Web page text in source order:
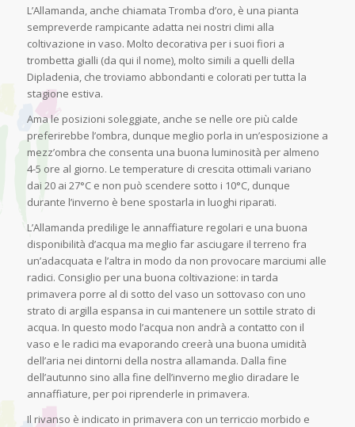
L’Allamanda, anche chiamata Tromba d’oro, è una pianta
sempreverde rampicante adatta nei nostri climi alla
coltivazione in vaso. Molto decorativa per i suoi fiori a
trombetta gialli (da qui il nome), molto simili a quelli della
Dipladenia, che troviamo abbondanti e colorati per tutta la
stagione estiva.
Ama le posizioni soleggiate, anche se nelle ore più calde
preferirebbe l’ombra, dunque meglio porla in un’esposizione a
mezz’ombra che consenta una buona luminosità per almeno
4-5 ore al giorno. Le temperature di crescita ottimali variano
dai 20 ai 27°C e non può scendere sotto i 10°C, dunque
durante l’inverno è bene spostarla in luoghi riparati.
L’Allamanda predilige le annaffiature regolari e una buona
disponibilità d’acqua ma meglio far asciugare il terreno fra
un’adacquata e l’altra in modo da non provocare marciumi alle
radici. Consiglio per una buona coltivazione: in tarda
primavera porre al di sotto del vaso un sottovaso con uno
strato di argilla espansa in cui mantenere un sottile strato di
acqua. In questo modo l’acqua non andrà a contatto con il
vaso e le radici ma evaporando creerà una buona umidità
dell’aria nei dintorni della nostra allamanda. Dalla fine
dell’autunno sino alla fine dell’inverno meglio diradare le
annaffiature, per poi riprenderle in primavera.
Il rivanso è indicato in primavera con un terriccio morbido e